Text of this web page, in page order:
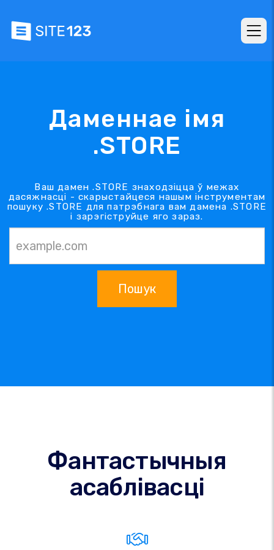
Даменнае імя
.STORE
Ваш дамен .STORE знаходзіцца ў межах
дасяжнасці - скарыстайцеся нашым інструментам
пошуку .STORE для патрэбнага вам дамена .STORE
і зарэгіструйце яго зараз.
Пошук
Фантастычныя
асаблівасці